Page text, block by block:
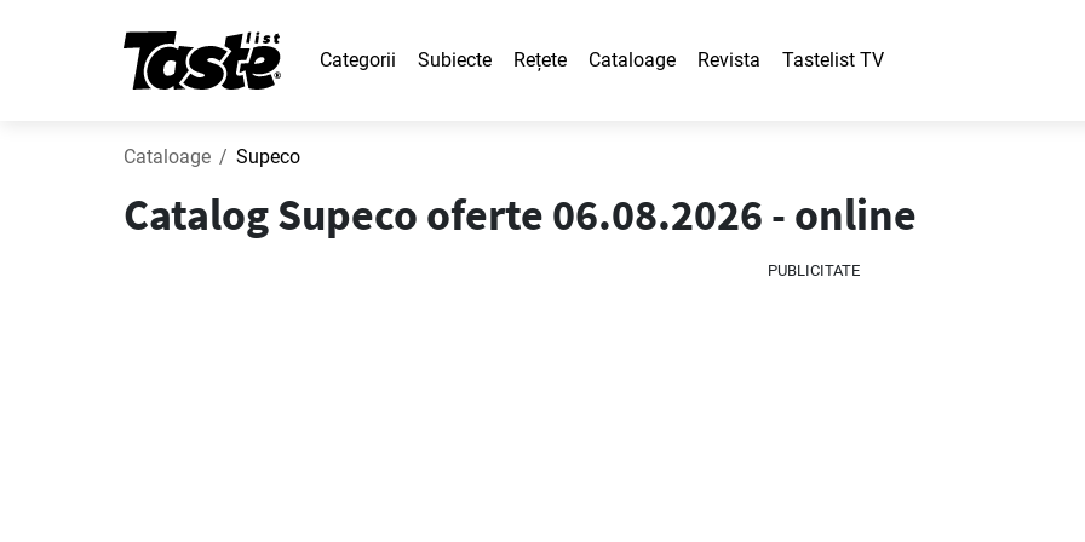
Categorii Subiecte Rețete Cataloage Revista Tastelist TV
Cataloage Supeco
Catalog Supeco oferte 06.08.2026 - online
PUBLICITATE